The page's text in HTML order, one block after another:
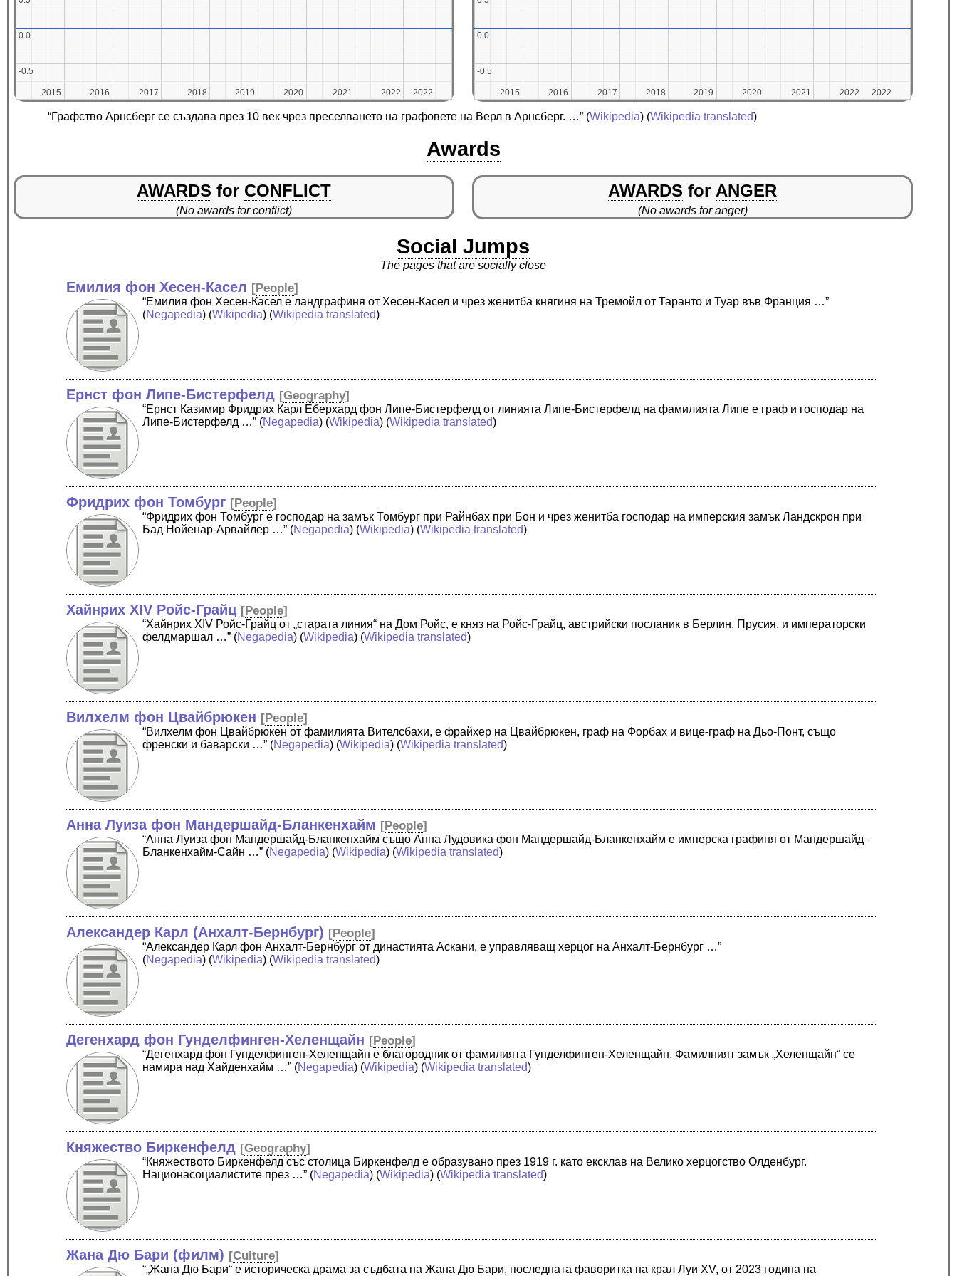
2015
2015 2016
2016 2017
2017 2018
2018 2019
2019 2020
2020 2021
2021 2022
2022 2022
2022
-0.5
-0.5
0.0
0.0
2015
2015 2016
2016 2017
2017 2018
2018 2019
2019 2020
2020 2021
2021 2022
2022 2022
2022
-0.5
-0.5
0.0
0.0
“Графство Арнсберг се създава през 10 век чрез преселването на графовете на Верл в Арнсберг. …” (Wikipedia) (Wikipedia translated)
Awards
AWARDS for CONFLICT
(No awards for conflict)
AWARDS for ANGER
(No awards for anger)
Social Jumps
The pages that are socially close
Емилия фон Хесен-Касел [People]
“Емилия фон Хесен-Касел е ландграфиня от Хесен-Касел и чрез женитба княгиня на Тремойл от Таранто и Туар във Франция …”
(Negapedia) (Wikipedia) (Wikipedia translated)
Ернст фон Липе-Бистерфелд [Geography]
“Ернст Казимир Фридрих Карл Еберхард фон Липе-Бистерфелд от линията Липе-Бистерфелд на фамилията Липе е граф и господар на
Липе-Бистерфелд …” (Negapedia) (Wikipedia) (Wikipedia translated)
Фридрих фон Томбург [People]
“Фридрих фон Томбург е господар на замък Томбург при Райнбах при Бон и чрез женитба господар на имперския замък Ландскрон при
Бад Нойенар-Арвайлер …” (Negapedia) (Wikipedia) (Wikipedia translated)
Хайнрих XIV Ройс-Грайц [People]
“Хайнрих XIV Ройс-Грайц от „старата линия“ на Дом Ройс, е княз на Ройс-Грайц, австрийски посланик в Берлин, Прусия, и императорски
фелдмаршал …” (Negapedia) (Wikipedia) (Wikipedia translated)
Вилхелм фон Цвайбрюкен [People]
“Вилхелм фон Цвайбрюкен от фамилията Вителсбахи, е фрайхер на Цвайбрюкен, граф на Форбах и вице-граф на Дьо-Понт, също
френски и баварски …” (Negapedia) (Wikipedia) (Wikipedia translated)
Анна Луиза фон Мандершайд-Бланкенхайм [People]
“Анна Луиза фон Мандершайд-Бланкенхайм също Анна Лудовика фон Мандершайд-Бланкенхайм е имперска графиня от Мандершайд–
Бланкенхайм-Сайн …” (Negapedia) (Wikipedia) (Wikipedia translated)
Александер Карл (Анхалт-Бернбург) [People]
“Александер Карл фон Анхалт-Бернбург от династията Аскани, е управляващ херцог на Анхалт-Бернбург …”
(Negapedia) (Wikipedia) (Wikipedia translated)
Дегенхард фон Гунделфинген-Хеленщайн [People]
“Дегенхард фон Гунделфинген-Хеленщайн е благородник от фамилията Гунделфинген-Хеленщайн. Фамилният замък „Хеленщайн“ се
намира над Хайденхайм …” (Negapedia) (Wikipedia) (Wikipedia translated)
Княжество Биркенфелд [Geography]
“Княжеството Биркенфелд със столица Биркенфелд е образувано през 1919 г. като ексклав на Велико херцогство Олденбург.
Национасоциалистите през …” (Negapedia) (Wikipedia) (Wikipedia translated)
Жана Дю Бари (филм) [Culture]
“„Жана Дю Бари“ е историческа драма за съдбата на Жана Дю Бари, последната фаворитка на крал Луи XV, от 2023 година на